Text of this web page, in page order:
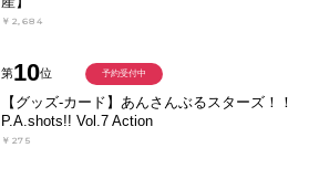
￥2,684
第10位
【グッズ-カード】あんさんぶるスターズ！！
P.A.shots!! Vol.7 Action
￥275
予約受付中